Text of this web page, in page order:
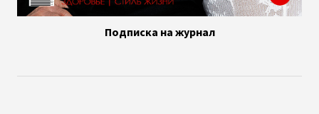
Подписка на журнал